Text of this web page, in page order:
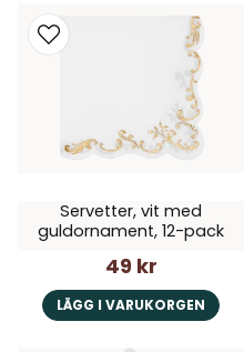
Servetter, vit med
guldornament, 12-pack
49 kr
LÄGG I VARUKORGEN